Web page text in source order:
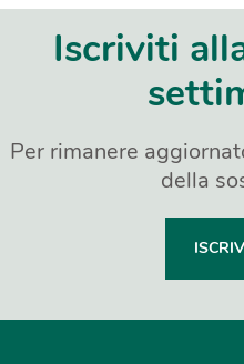
Iscriviti
Per rimanere
della